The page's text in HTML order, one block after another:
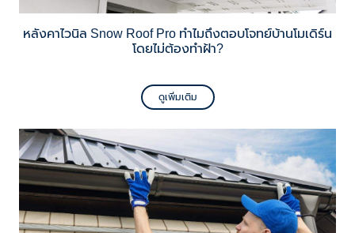
หลังคาไวนิล Snow Roof Pro ทำไมถึงตอบโจทย์บ้านโมเดิร์น
โดยไม่ต้องทำฝ้า?
ดูเพิ่มเติม